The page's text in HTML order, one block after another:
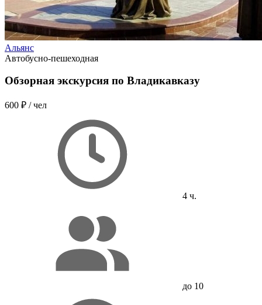
Альянс
Автобусно-пешеходная
Обзорная экскурсия по Владикавказу
600 ₽ / чел
4 ч.
до 10